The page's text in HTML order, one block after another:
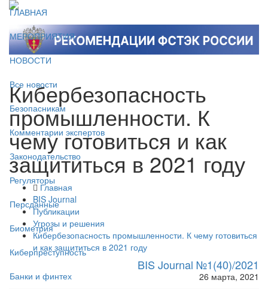
ГЛАВНАЯ
МЕРОПРИЯТИЯ
НОВОСТИ
Все новости
Безопасникам
Комментарии экспертов
Законодательство
Регуляторы
Персданные
Биометрия
Киберпреступность
Банки и финтех
Кибербезопасность
промышленности. К
чему готовиться и как
защититься в 2021 году
Главная
BIS Journal
Публикации
Угрозы и решения
Кибербезопасность промышленности. К чему готовиться
и как защититься в 2021 году
BIS Journal №1(40)/2021
26 марта, 2021